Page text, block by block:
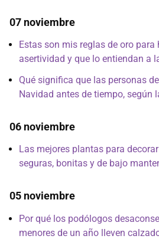
07 noviembre
Estas son mis reglas de oro
asertividad y que lo entiendan a
Qué significa que las personas
Navidad antes de tiempo, según
06 noviembre
Las mejores plantas para
seguras, bonitas y de bajo
05 noviembre
Por qué los podólogos
menores de un año lleven